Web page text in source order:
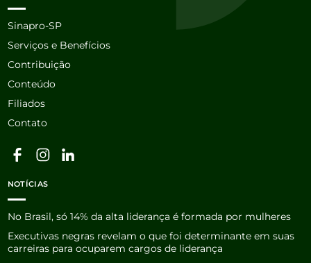
Sinapro-SP
Serviços e Benefícios
Contribuição
Conteúdo
Filiados
Contato
NOTÍCIAS
No Brasil, só 14% da alta liderança é formada por mulheres
Executivas negras revelam o que foi determinante em suas
carreiras para ocuparem cargos de liderança